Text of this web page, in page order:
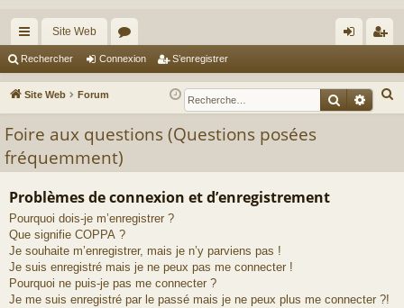
cc
ès
ra
pi
de
Site Web
or
u
m
s
ne
xi
nr
eg
Rechercher Connexion S’enregistrer
Site Web Forum
e
e
Foire aux questions (Questions posées
fréquemment)
Problèmes de connexion et d’enregistrement
Pourquoi dois-je m’enregistrer ?
Que signifie COPPA ?
Je souhaite m’enregistrer, mais je n’y parviens pas !
Je suis enregistré mais je ne peux pas me connecter !
Pourquoi ne puis-je pas me connecter ?
Je me suis enregistré par le passé mais je ne peux plus me connecter ?!